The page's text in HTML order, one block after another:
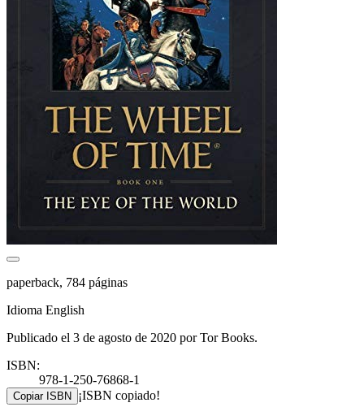
paperback, 784 páginas
Idioma English
Publicado el 3 de agosto de 2020 por Tor Books.
ISBN:
978-1-250-76868-1
Copiar ISBN ¡ISBN copiado!